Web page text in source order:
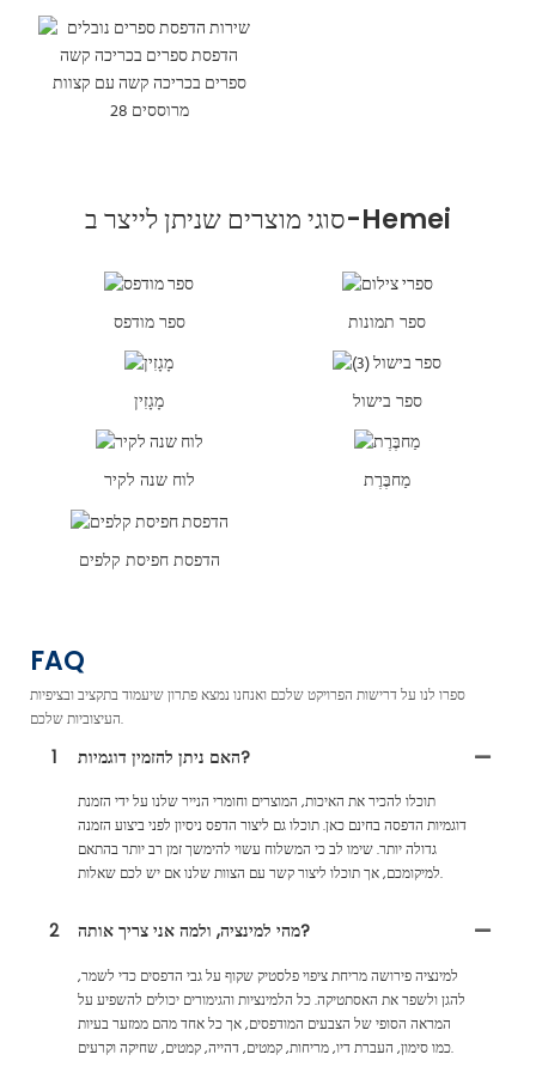
סוגי מוצרים שניתן לייצר ב-Hemei
ספר מודפס ספר תמונות
מָגָזִין ספר בישול
לוח שנה לקיר מַחבֶּרֶת
הדפסת חפיסת קלפים
FAQ
ספרו לנו על דרישות הפרויקט שלכם ואנחנו נמצא פתרון שיעמוד בתקציב ובציפיות
העיצוביות שלכם.
1
האם ניתן להזמין דוגמיות?
תוכלו להכיר את האיכות, המוצרים וחומרי הנייר שלנו על ידי הזמנת
דוגמיות הדפסה בחינם כאן. תוכלו גם ליצור הדפס ניסיון לפני ביצוע הזמנה
גדולה יותר. שימו לב כי המשלוח עשוי להימשך זמן רב יותר בהתאם
למיקומכם, אך תוכלו ליצור קשר עם הצוות שלנו אם יש לכם שאלות.
2
מהי למינציה, ולמה אני צריך אותה?
למינציה פירושה מריחת ציפוי פלסטיק שקוף על גבי הדפסים כדי לשמר,
להגן ולשפר את האסתטיקה. כל הלמינציות והגימורים יכולים להשפיע על
המראה הסופי של הצבעים המודפסים, אך כל אחד מהם ממזער בעיות
כמו סימון, העברת דיו, מריחות, קמטים, דהייה, קמטים, שחיקה וקרעים.